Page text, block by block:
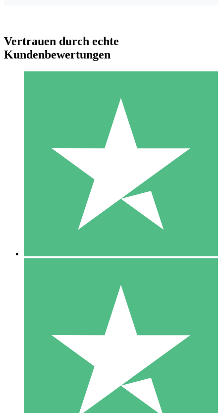
Individuelle Credit-Pakete
Zahlen Sie nach Bedarf mit Download-Credits. Keine
monatliche Verpflichtung erforderlich.
10 00
10 Downloads
20 00
Vertrauen durch echte
Kundenbewertungen